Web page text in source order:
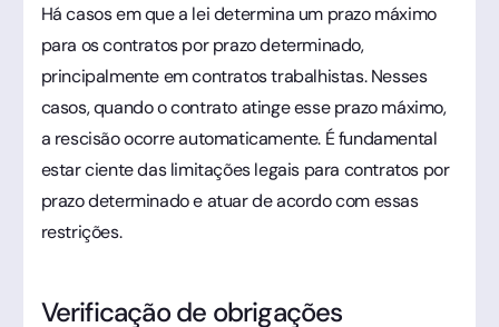
Há casos em que a lei determina um prazo máximo
para os contratos por prazo determinado,
principalmente em contratos trabalhistas. Nesses
casos, quando o contrato atinge esse prazo máximo,
a rescisão ocorre automaticamente. É fundamental
estar ciente das limitações legais para contratos por
prazo determinado e atuar de acordo com essas
restrições.
Verificação de obrigações